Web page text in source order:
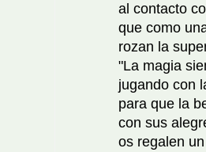
al contacto
que como una
rozan la
"La magia
jugando con
para que la
con sus
os regalen un